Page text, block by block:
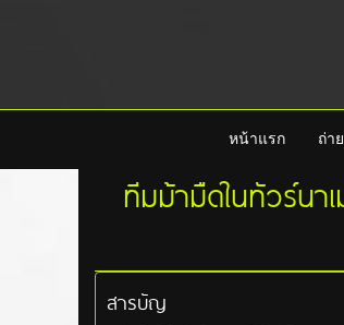
หน้าแรก ถ่า
ทีมม้ามืดในทัวร์นา
สารบัญ